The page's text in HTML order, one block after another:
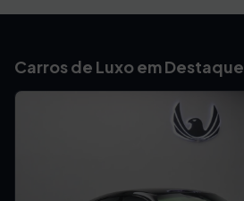
Carros de Luxo em Destaque